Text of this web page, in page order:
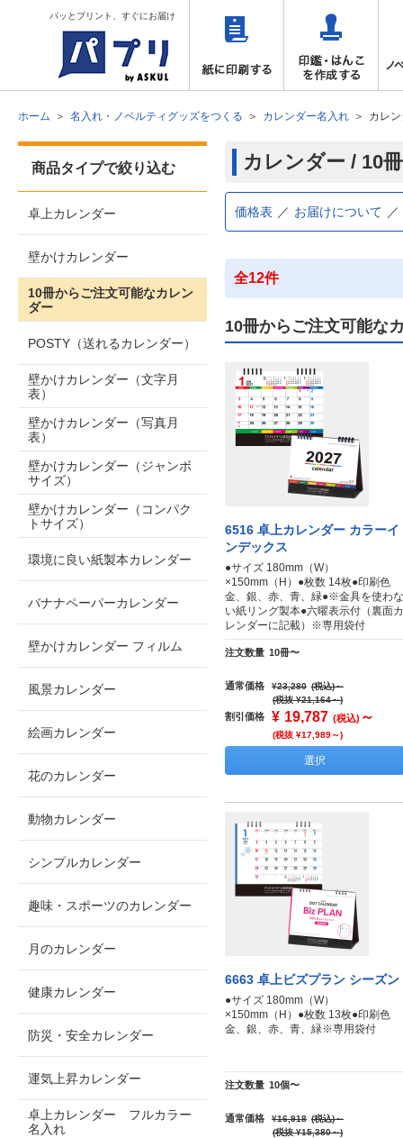
パッとプリント、すぐにお届け
ホーム 名入れ・ノベルティグッズをつくる カレンダー名入れ カレ
カレンダー / 10
価格表 お届けについて
全12件
10冊からご注文可能な
6516 卓上カレンダー カラーイ
ンデックス
●サイズ 180mm（W）
×150mm（H）●枚数 14枚●印刷色
金、銀、赤、青、緑●※金具を使わな
い紙リング製本●六曜表示付（裏面カ
レンダーに記載）※専用袋付
注文数量 10冊〜
通常価格 ¥23,280 (税込)～
(税抜 ¥21,164～)
割引価格 ¥ 19,787 (税込) ～
(税抜 ¥17,989～)
選択
6663 卓上ビズプラン シーズン
●サイズ 180mm（W）
×150mm（H）●枚数 13枚●印刷色
金、銀、赤、青、緑※専用袋付
注文数量 10個〜
通常価格 ¥16,918 (税込)～
(税抜 ¥15,380～)
商品タイプで絞り込む
卓上カレンダー
壁かけカレンダー
10冊からご注文可能なカレン
ダー
POSTY（送れるカレンダー）
壁かけカレンダー（文字月
表）
壁かけカレンダー（写真月
表）
壁かけカレンダー（ジャンボ
サイズ）
壁かけカレンダー（コンパク
トサイズ）
環境に良い紙製本カレンダー
バナナペーパーカレンダー
壁かけカレンダー フィルム
風景カレンダー
絵画カレンダー
花のカレンダー
動物カレンダー
シンプルカレンダー
趣味・スポーツのカレンダー
月のカレンダー
健康カレンダー
防災・安全カレンダー
運気上昇カレンダー
卓上カレンダー フルカラー
名入れ